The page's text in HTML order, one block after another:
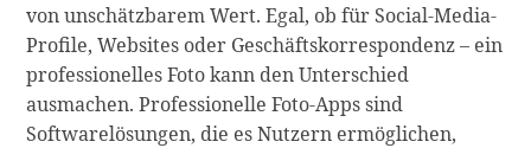
von unschätzbarem Wert. Egal, ob für Social-Media-
Profile, Websites oder Geschäftskorrespondenz – ein
professionelles Foto kann den Unterschied
ausmachen. Professionelle Foto-Apps sind
Softwarelösungen, die es Nutzern ermöglichen,